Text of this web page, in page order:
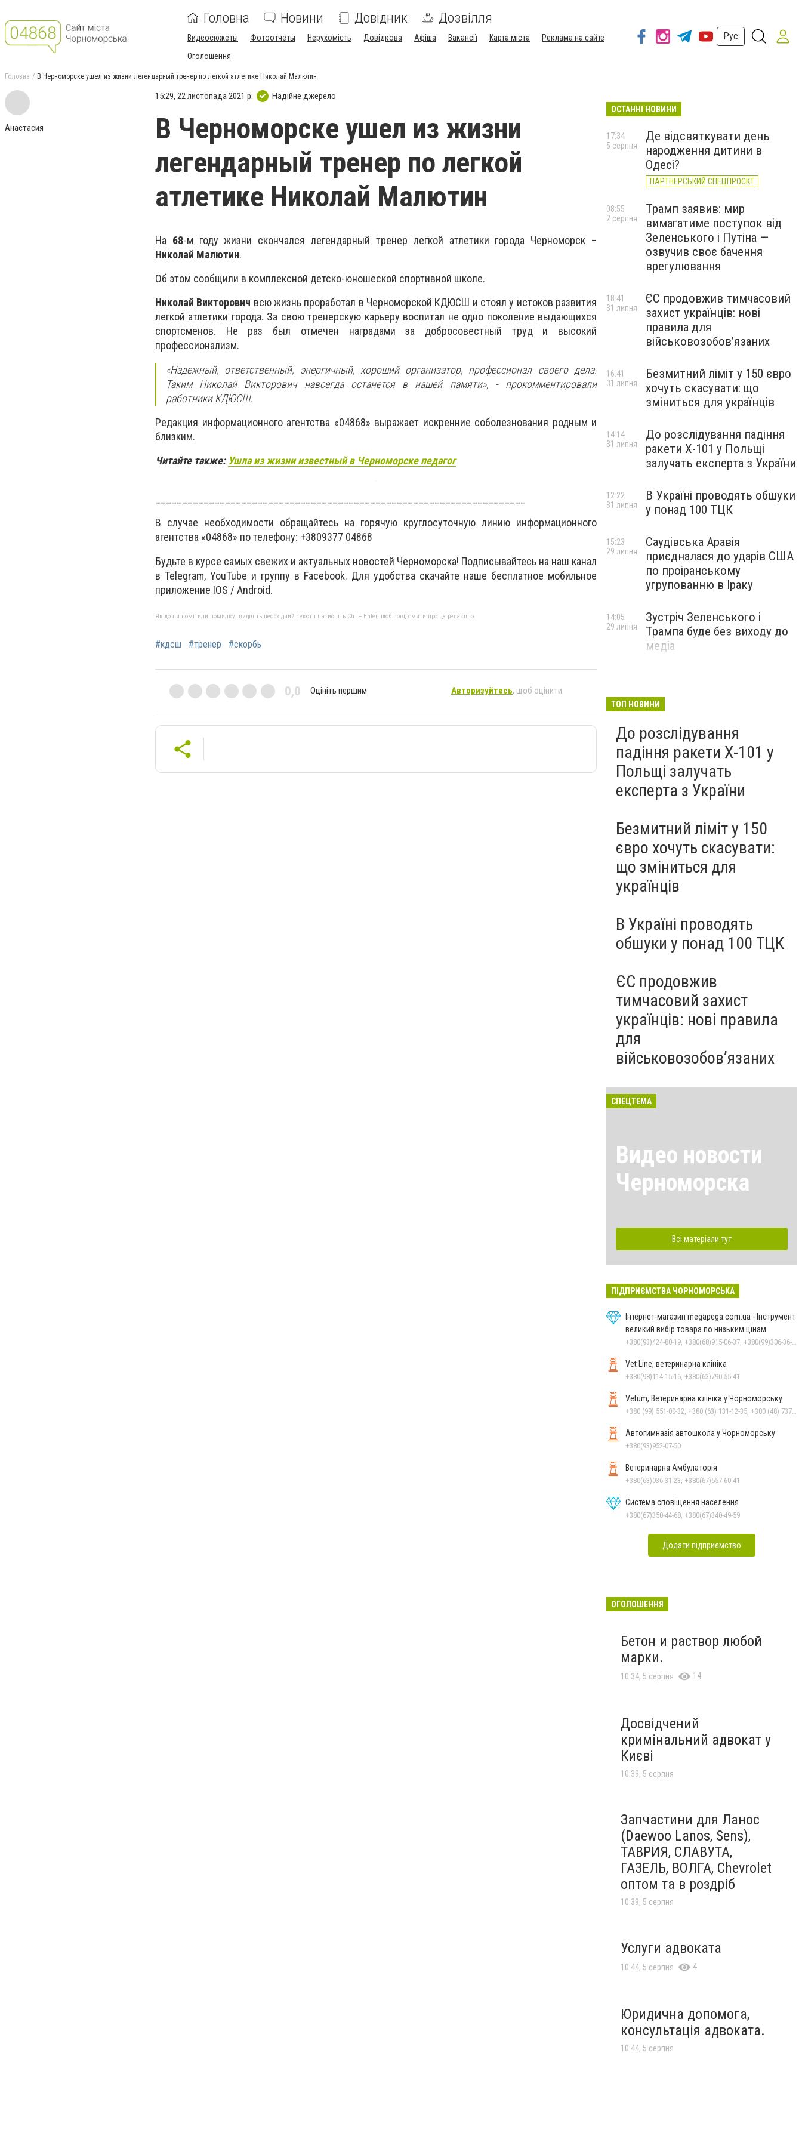
Головна Новини Довідник Дозвілля
Видеосюжеты Фотоотчеты Нерухомість Довідкова Афіша Вакансії Карта міста
Реклама на сайте
Оголошення
Рус
Головна В Черноморске ушел из жизни легендарный тренер по легкой атлетике Николай Малютин
Анастасия
15:29, 22 листопада 2021 р. Надійне джерело
В Черноморске ушел из жизни
легендарный тренер по легкой
атлетике Николай Малютин
На 68-м году жизни скончался легендарный тренер легкой атлетики города Черноморск –
Николай Малютин.
Об этом сообщили в комплексной детско-юношеской спортивной школе.
Николай Викторович всю жизнь проработал в Черноморской КДЮСШ и стоял у истоков развития
легкой атлетики города. За свою тренерскую карьеру воспитал не одно поколение выдающихся
спортсменов. Не раз был отмечен наградами за добросовестный труд и высокий
профессионализм.
«Надежный, ответственный, энергичный, хороший организатор, профессионал своего дела.
Таким Николай Викторович навсегда останется в нашей памяти», - прокомментировали
работники КДЮСШ.
Редакция информационного агентства «04868» выражает искренние соболезнования родным и
близким.
Читайте также: Ушла из жизни известный в Черноморске педагог
В случае необходимости обращайтесь на горячую круглосуточную линию информационного
агентства «04868» по телефону: +3809377 04868
Будьте в курсе самых свежих и актуальных новостей Черноморска! Подписывайтесь на наш канал
в Telegram, YouTube и группу в Facebook. Для удобства скачайте наше бесплатное мобильное
приложение IOS / Android.
Якщо ви помітили помилку, виділіть необхідний текст і натисніть Ctrl + Enter, щоб повідомити про це редакцію
#кдсш #тренер #скорбь
0,0 Оцініть першим Авторизуйтесь, щоб оцінити
ОСТАННІ НОВИНИ
Де відсвяткувати день
народження дитини в
Одесі?
ПАРТНЕРСЬКИЙ СПЕЦПРОЄКТ
17:34
5 серпня
Трамп заявив: мир
вимагатиме поступок від
Зеленського і Путіна —
озвучив своє бачення
врегулювання
08:55
2 серпня
ЄС продовжив тимчасовий
захист українців: нові
правила для
військовозобов’язаних
18:41
31 липня
Безмитний ліміт у 150 євро
хочуть скасувати: що
зміниться для українців
16:41
31 липня
До розслідування падіння
ракети Х-101 у Польщі
залучать експерта з України
14:14
31 липня
В Україні проводять обшуки
у понад 100 ТЦК
12:22
31 липня
Саудівська Аравія
приєдналася до ударів США
по проіранському
угрупованню в Іраку
15:23
29 липня
Зустріч Зеленського і
Трампа буде без виходу до
медіа
14:05
29 липня
ТОП НОВИНИ
До розслідування
падіння ракети Х-101 у
Польщі залучать
експерта з України
Безмитний ліміт у 150
євро хочуть скасувати:
що зміниться для
українців
В Україні проводять
обшуки у понад 100 ТЦК
ЄС продовжив
тимчасовий захист
українців: нові правила
для
військовозобов’язаних
СПЕЦТЕМА
Видео новости
Черноморска
Всі матеріали тут
ПІДПРИЄМСТВА ЧОРНОМОРСЬКА
Інтернет-магазин megapega.com.ua - Інструмент
великий вибір товара по низьким цінам
Vet Line, ветеринарна клініка
+380(98)114-15-16, +380(63)790-55-41
Vetum, Ветеринарна клініка у Чорноморську
Автогимназія автошкола у Чорноморську
+380(93)952-07-50
Ветеринарна Амбулаторія
+380(63)036-31-23, +380(67)557-60-41
Система сповіщення населення
+380(67)350-44-68, +380(67)340-49-59
Додати підприємство
ОГОЛОШЕННЯ
Бетон и раствор любой
марки.
10:34, 5 серпня 14
Досвідчений
кримінальний адвокат у
Києві
10:39, 5 серпня
Запчастини для Ланос
(Daewoo Lanos, Sens),
ТАВРИЯ, СЛАВУТА,
ГАЗЕЛЬ, ВОЛГА, Chevrolet
оптом та в роздріб
10:39, 5 серпня
Услуги адвоката
10:44, 5 серпня 4
Юридична допомога,
консультація адвоката.
10:44, 5 серпня